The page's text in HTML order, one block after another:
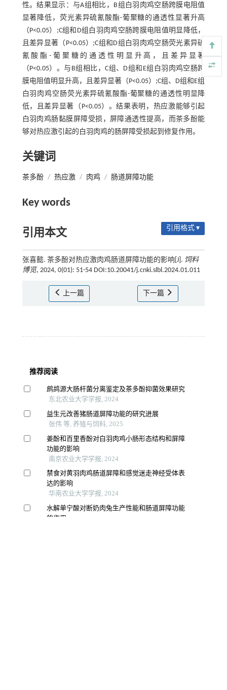
性。结果显示：与A组相比，B组白羽肉鸡空肠跨膜电阻值
显著降低，荧光素异硫氰酸酯-葡聚糖的通透性显著升高
（P<0.05）;C组和D组白羽肉鸡空肠跨膜电阻值明显降低，
且差异显著（P<0.05）;C组和D组白羽肉鸡空肠荧光素异硫
氰酸酯-葡聚糖的通透性明显升高，且差异显著
（P<0.05）。与B组相比，C组、D组和E组白羽肉鸡空肠跨
膜电阻值明显升高，且差异显著（P<0.05）;C组、D组和E组
白羽肉鸡空肠荧光素异硫氰酸酯-葡聚糖的通透性明显降
低，且差异显著（P<0.05）。结果表明，热应激能够引起
白羽肉鸡肠黏膜屏障受损，屏障通透性提高，而茶多酚能
够对热应激引起的白羽肉鸡的肠屏障受损起到修复作用。
关键词
茶多酚 / 热应激 / 肉鸡 / 肠道屏障功能
Key words
引用本文 引用格式 ▾
张喜懿. 茶多酚对热应激肉鸡肠道屏障功能的影响[J]. 饲料
博览, 2024, 0(01): 51-54 DOI:10.20041/j.cnki.slbl.2024.01.011
上一篇 下一篇